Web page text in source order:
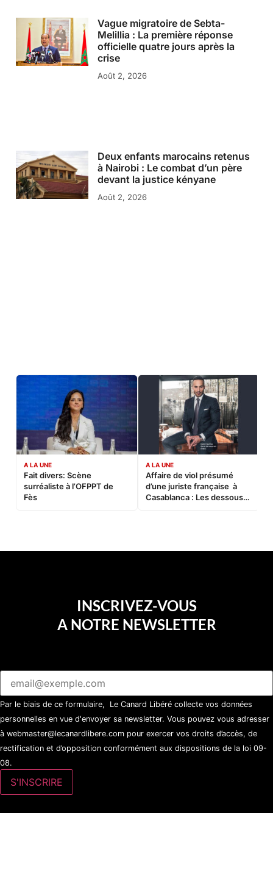
Vague migratoire de Sebta-
Melillia : La première réponse
officielle quatre jours après la
crise
Août 2, 2026
Deux enfants marocains retenus
à Nairobi : Le combat d’un père
devant la justice kényane
Août 2, 2026
A LA UNE
Fait divers: Scène
surréaliste à l’OFPPT de
Fès
A LA UNE
Affaire de viol présumé
d’une juriste française à
Casablanca : Les dessous
INSCRIVEZ-VOUS
A NOTRE NEWSLETTER
Par le biais de ce formulaire, Le Canard Libéré collecte vos données
personnelles en vue d'envoyer sa newsletter. Vous pouvez vous adresser
à webmaster@lecanardlibere.com pour exercer vos droits d’accès, de
rectification et d’opposition conformément aux dispositions de la loi 09-
08.